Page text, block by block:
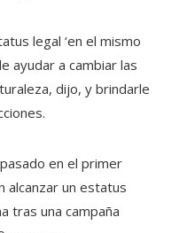
legal ‘en el mismo
ayudar a cambiar las
dijo, y brindarle
en el primer
alcanzar un estatus
tras una campaña